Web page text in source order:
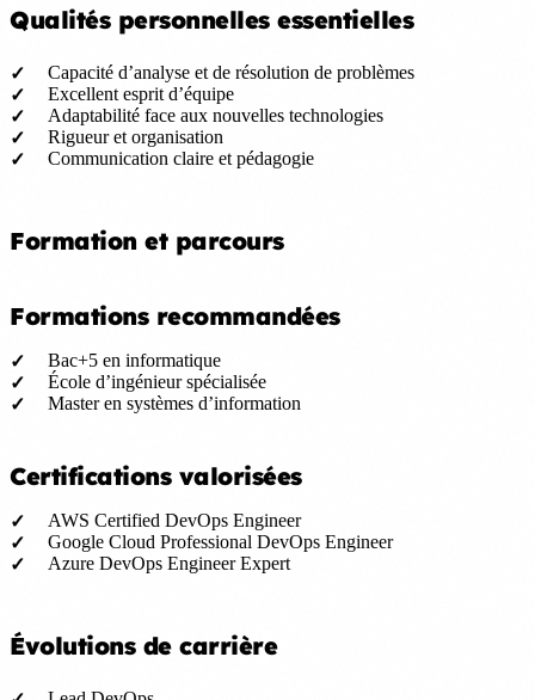
Qualités personnelles essentielles
Capacité d’analyse et de résolution de problèmes
Excellent esprit d’équipe
Adaptabilité face aux nouvelles technologies
Rigueur et organisation
Communication claire et pédagogie
Formation et parcours
Formations recommandées
Bac+5 en informatique
École d’ingénieur spécialisée
Master en systèmes d’information
Certifications valorisées
AWS Certified DevOps Engineer
Google Cloud Professional DevOps Engineer
Azure DevOps Engineer Expert
Évolutions de carrière